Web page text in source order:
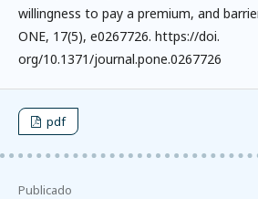
willingness to pay a premium, and
ONE, 17(5), e0267726. https://doi.
org/10.1371/journal.pone.0267726
pdf
Publicado